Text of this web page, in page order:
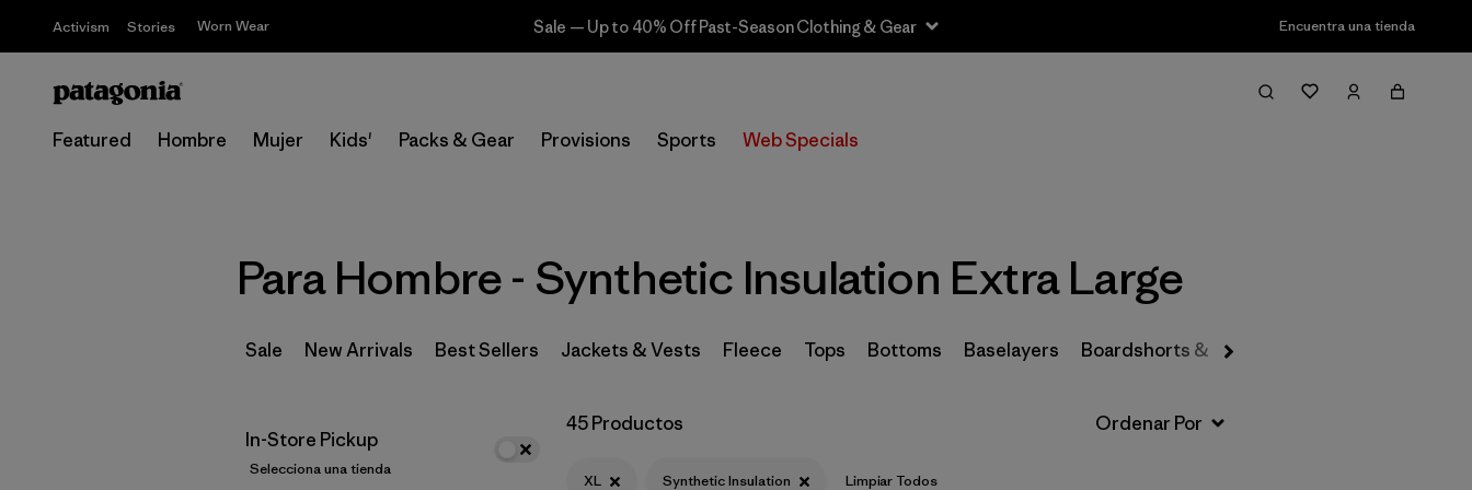
Activism Stories Worn Wear Sale — Up to 40% Off Past-Season Clothing & Gear Encuentra una tienda
Featured Hombre Mujer Kids' Packs & Gear Provisions Sports Web Specials
Filter & Sort
Selecciona una tienda
Filtrar por
Filtrar por
Para Hombre - Synthetic Insulation Extra Large
Sale New Arrivals Best Sellers Jackets & Vests Fleece Tops Bottoms Baselayers Boardshorts & Rashguards
In-Store Pickup
Selecciona una tienda
45 Productos
XL Synthetic Insulation Limpiar Todos